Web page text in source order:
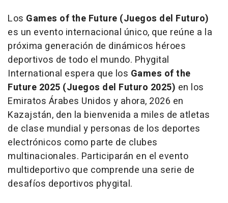
Los Games of the Future (Juegos del Futuro)
es un evento internacional único, que reúne a la
próxima generación de dinámicos héroes
deportivos de todo el mundo. Phygital
International espera que los Games of the
Future 2025 (Juegos del Futuro 2025) en los
Emiratos Árabes Unidos y ahora, 2026 en
Kazajstán, den la bienvenida a miles de atletas
de clase mundial y personas de los deportes
electrónicos como parte de clubes
multinacionales. Participarán en el evento
multideportivo que comprende una serie de
desafíos deportivos phygital.